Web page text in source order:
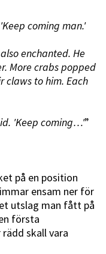
coming man.'
enchanted. He
More crabs popped
claws to him. Each
'Keep coming…'”
på en position
ensam ner för
utslag man fått på
första
skall vara